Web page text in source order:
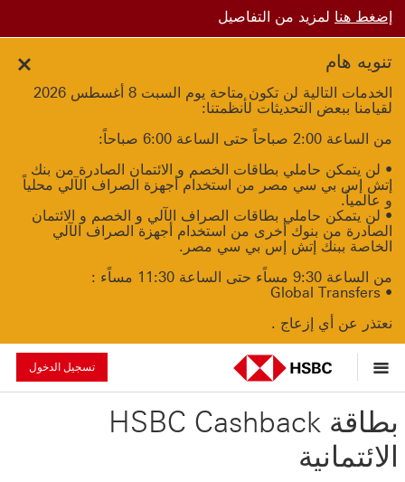
إضغط هنا لمزيد من التفاصيل
تنويه هام
Close
الخدمات التالية لن تكون متاحة يوم السبت 8 أغسطس 2026
لقيامنا ببعض التحديثات لأنظمتنا:
من الساعة 2:00 صباحاً حتى الساعة 6:00 صباحاً:
• لن يتمكن حاملي بطاقات الخصم و الائتمان الصادرة من بنك
إتش إس بي سي مصر من استخدام أجهزة الصراف الآلي محلياً
و عالمياً.
• لن يتمكن حاملي بطاقات الصراف الآلي و الخصم و الائتمان
الصادرة من بنوك أخرى من استخدام أجهزة الصراف الآلي
الخاصة ببنك إتش إس بي سي مصر.
من الساعة 9:30 مساًء حتى الساعة 11:30 مساًء :
• Global Transfers
نعتذر عن أي إزعاج .
تسجيل الدخول
بطاقة HSBC Cashback
الائتمانية